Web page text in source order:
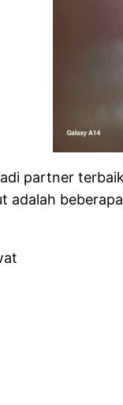
partner
adalah